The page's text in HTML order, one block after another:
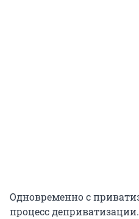
Одновременно с
процесс